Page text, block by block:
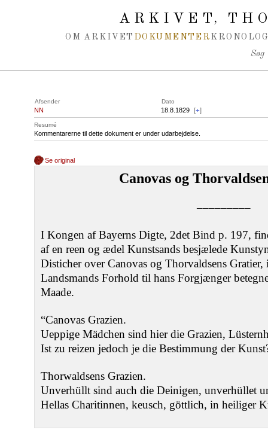
ARKIVET,
OM ARKIVET DOKUMENTER
Søg
Afsender Dato
NN 18.8.1829 [+]
Resumé
Kommentarerne til dette dokument er under udarbejdelse.
Se original
Canovas og
–––––––––
I Kongen af Bayerns Digte, 2det Bind p. 197,
af en reen og ædel Kunstsands besjælede
Disticher over Canovas og Thorvaldsens
Landsmands Forhold til hans Forgjænger
Maade.
“Canovas Grazien.
Ueppige Mädchen sind hier die Grazien,
Ist zu reizen jedoch je die Bestimmung der
Thorwaldsens Grazien.
Unverhüllt sind auch die Deinigen, unverhüllet
Hellas Charitinnen, keusch, göttlich, in heiliger